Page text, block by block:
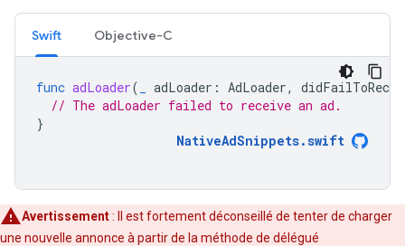
Swift Objective-C
func adLoader( adLoader : AdLoader,
// The adLoader failed to receive an ad.
}
NativeAdSnippets.swift
Avertissement: Il est fortement déconseillé de tenter de charger
une nouvelle annonce à partir de la méthode de délégué